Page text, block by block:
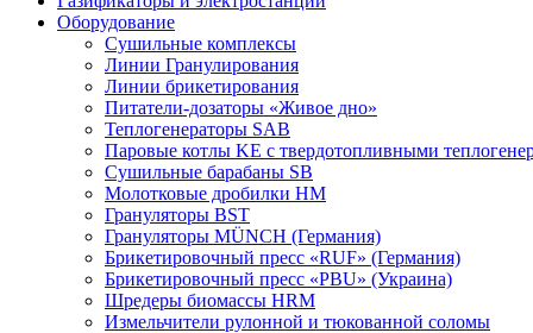
Оборудование
Сушильные комплексы
Линии Гранулирования
Линии брикетирования
Питатели-дозаторы «Живое дно»
Теплогенераторы SAB
Паровые котлы KE с твердотопливными
Сушильные барабаны SB
Молотковые дробилки HM
Грануляторы BST
Грануляторы MÜNCH (Германия)
Брикетировочный пресс «RUF» (Германия)
Брикетировочный пресс «PBU» (Украина)
Шредеры биомассы HRM
Измельчители рулонной и тюкованной соломы